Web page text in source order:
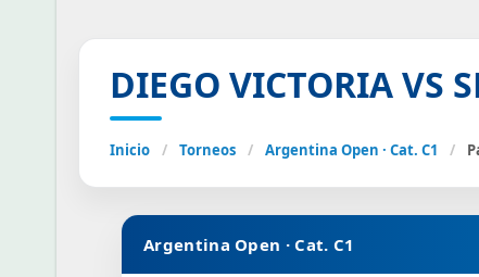
DIEGO VICTORIA VS
Inicio / Torneos / Argentina Open · Cat. C1 /
Argentina Open · Cat. C1